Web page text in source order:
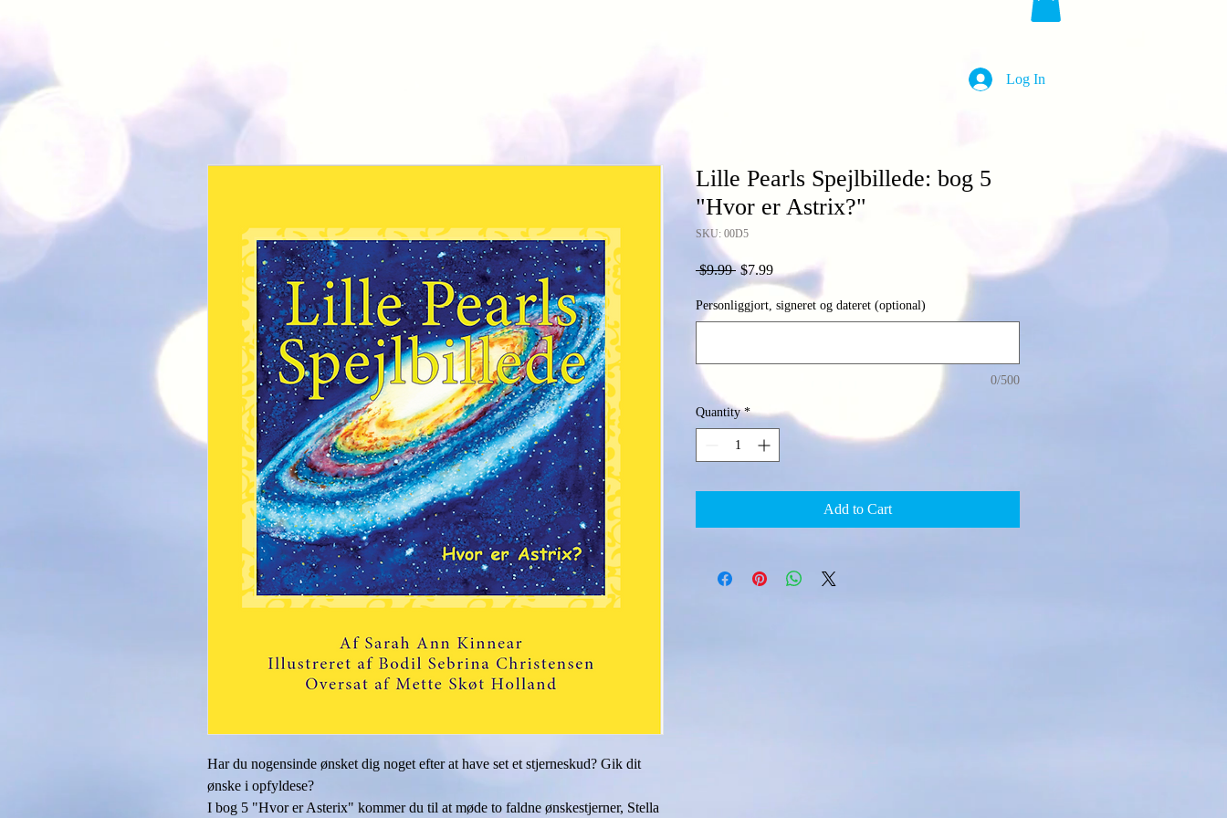
Log In
Har du nogensinde ønsket dig noget efter at have set et stjerneskud? Gik dit
ønske i opfyldese?
I bog 5 "Hvor er Asterix" kommer du til at møde to faldne ønskestjerner, Stella
Lille Pearls Spejlbillede: bog 5
"Hvor er Astrix?"
SKU: 00D5
$9.99 Regular
Price
$7.99Sale
Price
Personliggjort, signeret og dateret (optional)
0/500
Quantity *
Add to Cart